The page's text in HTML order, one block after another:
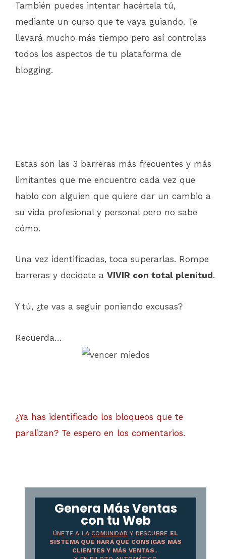
También puedes intentar hacértela tú,
mediante un curso que te vaya guiando. Te
llevará mucho más tiempo pero así controlas
todos los aspectos de tu plataforma de
blogging.
Estas son las 3 barreras más frecuentes y más
limitantes que me encuentro cada vez que
hablo con alguien que quiere dar un cambio a
su vida profesional y personal pero no sabe
cómo.
Una vez identificadas, toca superarlas. Rompe
barreras y decídete a VIVIR con total plenitud .
Y tú, ¿te vas a seguir poniendo excusas?
Recuerda…
¿Ya has identificado los bloqueos que te
paralizan? Te espero en los comentarios.
Genera Más Ventas
con tu Web
ÚNETE A LACOMUNIDAD Y DESCUBRE EL
SISTEMA QUE HARÁ QUE CONSIGAS MÁS
CLIENTES Y MÁS VENTAS...